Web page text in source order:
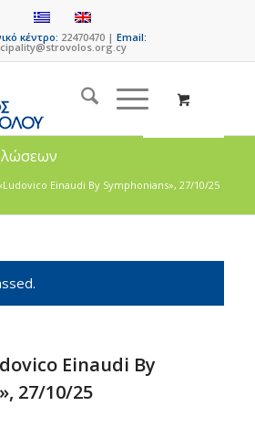
κέντρο: 22470470 |Email:
Einaudi By Symphonians», 27/10/25
Einaudi By
27/10/25